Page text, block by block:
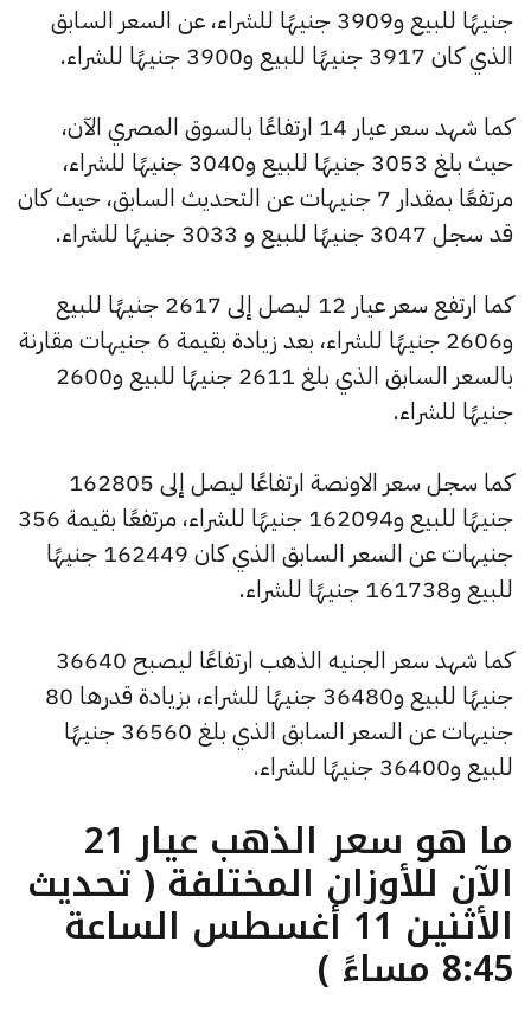
جنيهًا للبيع و3909 جنيهًا للشراء، عن السعر السابق
الذي كان 3917 جنيهًا للبيع و3900 جنيهًا للشراء.
كما شهد سعر عيار 14 ارتفاعًا بالسوق المصري الآن،
حيث بلغ 3053 جنيهًا للبيع و3040 جنيهًا للشراء،
مرتفعًا بمقدار 7 جنيهات عن التحديث السابق، حيث كان
قد سجل 3047 جنيهًا للبيع و 3033 جنيهًا للشراء.
كما ارتفع سعر عيار 12 ليصل إلى 2617 جنيهًا للبيع
و2606 جنيهًا للشراء، بعد زيادة بقيمة 6 جنيهات مقارنة
بالسعر السابق الذي بلغ 2611 جنيهًا للبيع و2600
جنيهًا للشراء.
كما سجل سعر الاونصة ارتفاعًا ليصل إلى 162805
جنيهًا للبيع و162094 جنيهًا للشراء، مرتفعًا بقيمة 356
جنيهات عن السعر السابق الذي كان 162449 جنيهًا
للبيع و161738 جنيهًا للشراء.
كما شهد سعر الجنيه الذهب ارتفاعًا ليصبح 36640
جنيهًا للبيع و36480 جنيهًا للشراء، بزيادة قدرها 80
جنيهات عن السعر السابق الذي بلغ 36560 جنيهًا
للبيع و36400 جنيهًا للشراء.
ما هو سعر الذهب عيار 21
الآن للأوزان المختلفة ( تحديث
الأثنين 11 أغسطس الساعة
8:45 مساءً )